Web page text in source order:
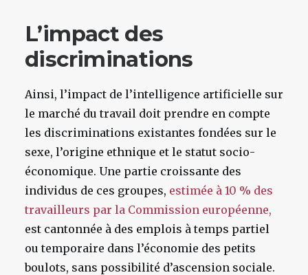
L’impact des
discriminations
Ainsi, l’impact de l’intelligence artificielle sur
le marché du travail doit prendre en compte
les discriminations existantes fondées sur le
sexe, l’origine ethnique et le statut socio-
économique. Une partie croissante des
individus de ces groupes, estimée à 10 % des
travailleurs par la Commission européenne,
est cantonnée à des emplois à temps partiel
ou temporaire dans l’économie des petits
boulots, sans possibilité d’ascension sociale.